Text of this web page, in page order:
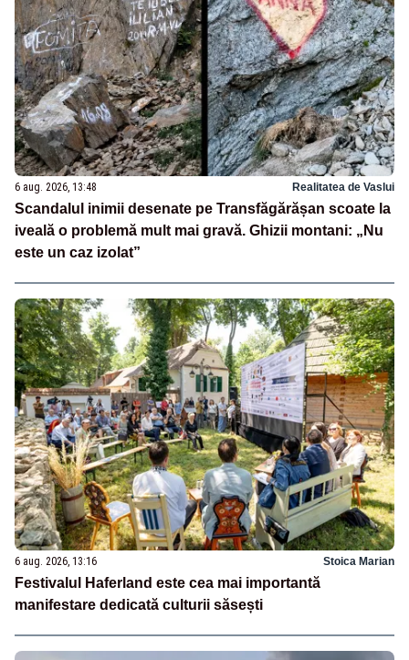
6 aug. 2026, 13:48 Realitatea de Vaslui
Scandalul inimii desenate pe Transfăgărășan scoate la
iveală o problemă mult mai gravă. Ghizii montani: „Nu
este un caz izolat”
6 aug. 2026, 13:16 Stoica Marian
Festivalul Haferland este cea mai importantă
manifestare dedicată culturii săsești